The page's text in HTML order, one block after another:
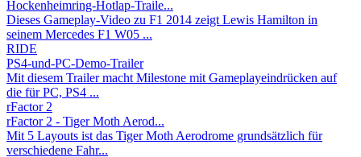
Hockenheimring-Hotlap-Traile...
Dieses Gameplay-Video zu F1 2014 zeigt Lewis Hamilton in
seinem Mercedes F1 W05 ...
RIDE
PS4-und-PC-Demo-Trailer
Mit diesem Trailer macht Milestone mit Gameplayeindrücken auf
die für PC, PS4 ...
rFactor 2
rFactor 2 - Tiger Moth Aerod...
Mit 5 Layouts ist das Tiger Moth Aerodrome grundsätzlich für
verschiedene Fahr...